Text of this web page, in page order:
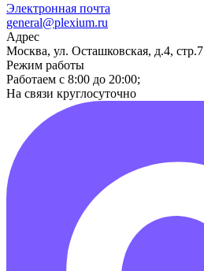
Электронная почта
general@plexium.ru
Адрес
Москва, ул. Осташковская, д.4, стр.7
Режим работы
Работаем с 8:00 до 20:00;
На связи круглосуточно